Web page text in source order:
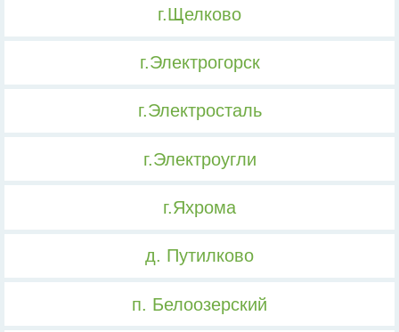
г.Щелково
г.Электрогорск
г.Электросталь
г.Электроугли
г.Яхрома
д. Путилково
п. Белоозерский